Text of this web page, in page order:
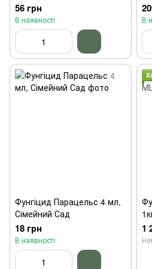
56 грн
В наявності В
Фунгіцид Парацельс 4 мл,
Сімейний Сад
18 грн
В наявності
1